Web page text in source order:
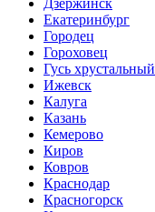
Дзержинск
Екатеринбург
Городец
Гороховец
Гусь хрустальный
Ижевск
Калуга
Казань
Кемерово
Киров
Ковров
Краснодар
Красногорск